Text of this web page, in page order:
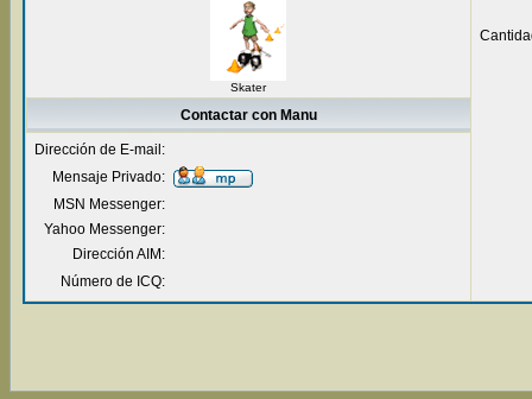
Skater
Contactar con Manu
Dirección de E-mail:
Mensaje Privado:
MSN Messenger:
Yahoo Messenger:
Dirección AIM:
Número de ICQ: